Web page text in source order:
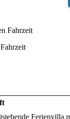
Fahrzeit
Ferienvilla